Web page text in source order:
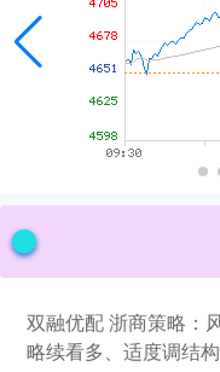
双融优配 浙商策略：
略续看多、适度调结构